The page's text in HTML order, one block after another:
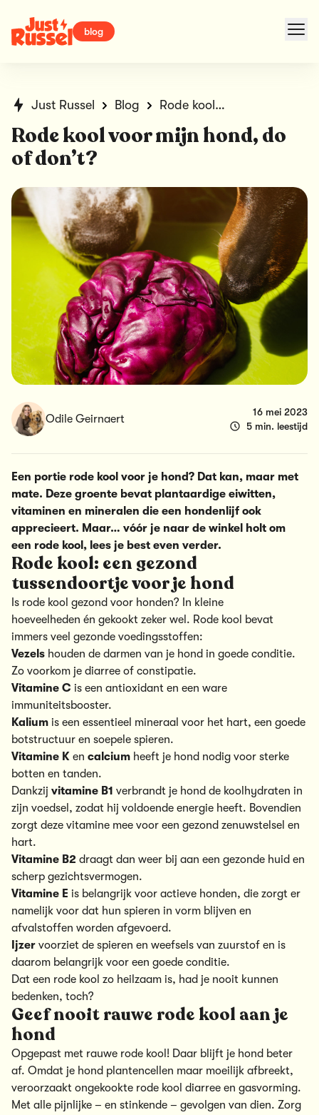
blog
Just Russel Blog Rode kool voor mijn hond, do of don’t?
Rode kool voor mijn hond, do
of don’t?
Odile Geirnaert
16 mei 2023
5 min. leestijd
Een portie rode kool voor je hond? Dat kan, maar met
mate. Deze groente bevat plantaardige eiwitten,
vitaminen en mineralen die een hondenlijf ook
apprecieert. Maar… vóór je naar de winkel holt om
een rode kool, lees je best even verder.
Rode kool: een gezond
tussendoortje voor je hond
Is rode kool gezond voor honden? In kleine
hoeveelheden én gekookt zeker wel. Rode kool bevat
immers veel gezonde voedingsstoffen:
Vezels houden de darmen van je hond in goede conditie.
Zo voorkom je diarree of constipatie.
Vitamine C is een antioxidant en een ware
immuniteitsbooster.
Kalium is een essentieel mineraal voor het hart, een goede
botstructuur en soepele spieren.
Vitamine K en calcium heeft je hond nodig voor sterke
botten en tanden.
Dankzij vitamine B1 verbrandt je hond de koolhydraten in
zijn voedsel, zodat hij voldoende energie heeft. Bovendien
zorgt deze vitamine mee voor een gezond zenuwstelsel en
hart.
Vitamine B2 draagt dan weer bij aan een gezonde huid en
scherp gezichtsvermogen.
Vitamine E is belangrijk voor actieve honden, die zorgt er
namelijk voor dat hun spieren in vorm blijven en
afvalstoffen worden afgevoerd.
Ijzer voorziet de spieren en weefsels van zuurstof en is
daarom belangrijk voor een goede conditie.
Dat een rode kool zo heilzaam is, had je nooit kunnen
bedenken, toch?
Geef nooit rauwe rode kool aan je
hond
Opgepast met rauwe rode kool! Daar blijft je hond beter
af. Omdat je hond plantencellen maar moeilijk afbreekt,
veroorzaakt ongekookte rode kool diarree en gasvorming.
Met alle pijnlijke – en stinkende – gevolgen van dien. Zorg